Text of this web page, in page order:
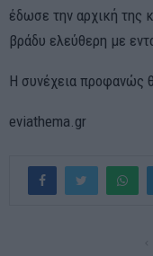
έδωσε την αρχική της
βράδυ ελεύθερη με
Η συνέχεια προφανώς
eviathema.gr